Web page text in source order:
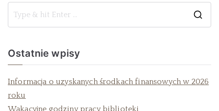
Ostatnie wpisy
Informacja o uzyskanych środkach finansowych w 2026
roku
Wakacyjne godziny pracy biblioteki